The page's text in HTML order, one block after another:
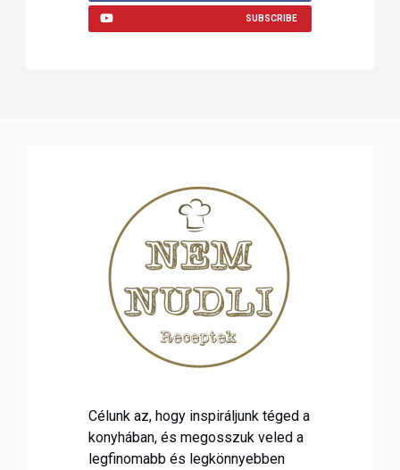
SUBSCRIBE
Célunk az, hogy inspiráljunk téged a
konyhában, és megosszuk veled a
legfinomabb és legkönnyebben